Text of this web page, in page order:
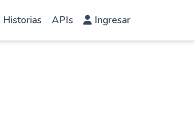
Historias APIs Ingresar